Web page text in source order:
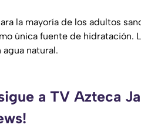
la mayoría de los adultos
única fuente de hidratación.
natural.
a TV Azteca